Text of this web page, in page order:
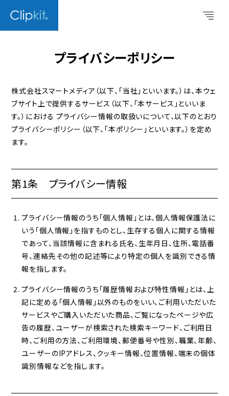
プライバシーポリシー
株式会社スマートメディア（以下、「当社」といいます。）は、本ウェ
ブサイト上で提供するサービス（以下、「本サービス」といいま
す。）における プライバシー情報の取扱いについて、以下のとおり
プライバシーポリシー（以下、「本ポリシー」といいます。）を定め
ます。
第1条 プライバシー情報
プライバシー情報のうち「個人情報」とは、個人情報保護法に
いう「個人情報」を指すものとし、生存する個人に関する情報
であって、当該情報に含まれる氏名、生年月日、住所、電話番
号、連絡先その他の記述等により特定の個人を識別できる情
報を指します。
プライバシー情報のうち「履歴情報および特性情報」とは、上
記に定める「個人情報」以外のものをいい、ご利用いただいた
サービスやご購入いただいた商品、ご覧になったページや広
告の履歴、ユーザーが検索された検索キーワード、ご利用日
時、ご利用の方法、ご利用環境、郵便番号や性別、職業、年齢、
ユーザーのIPアドレス、クッキー情報、位置情報、端末の個体
識別情報などを指します。